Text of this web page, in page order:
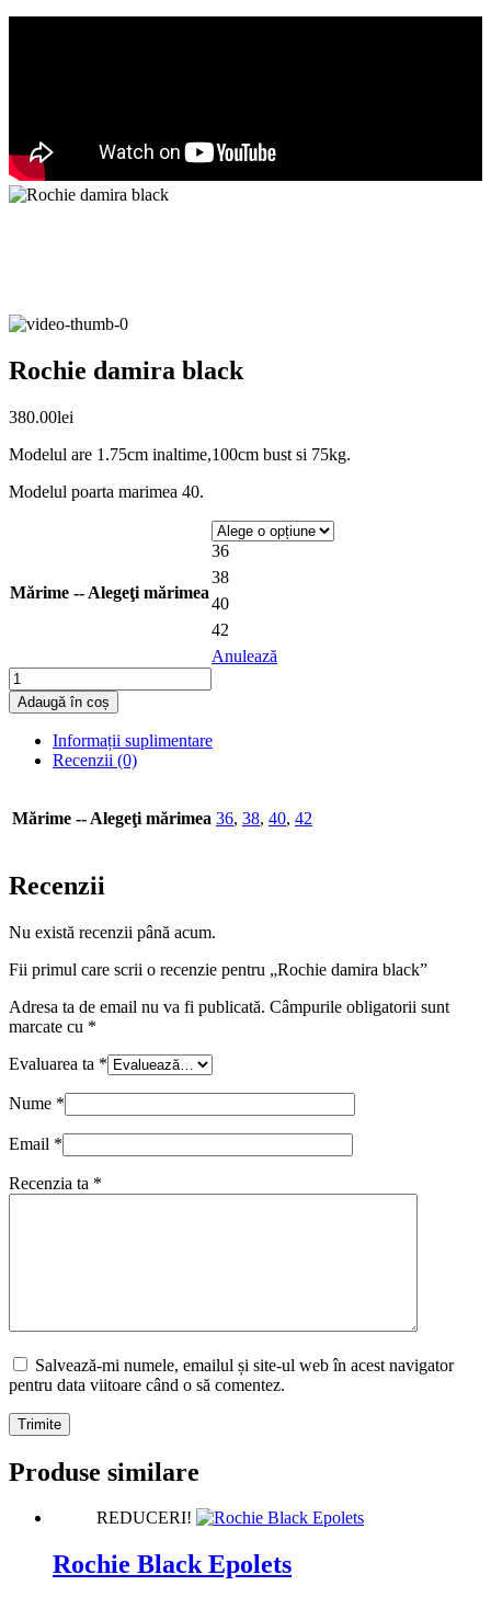
Rochie damira black
380.00lei
Modelul are 1.75cm inaltime,100cm bust si 75kg.
Modelul poarta marimea 40.
Mărime -- Alegeţi mărimea
36
38
40
42
Anulează
Cantitate
Rochie
damira
black
Adaugă în coș
Informații suplimentare
Recenzii (0)
Mărime -- Alegeţi mărimea 36, 38, 40, 42
Recenzii
Nu există recenzii până acum.
Fii primul care scrii o recenzie pentru „Rochie damira black”
Adresa ta de email nu va fi publicată. Câmpurile obligatorii sunt
marcate cu *
Evaluarea ta *
Nume *
Email *
Recenzia ta *
Salvează-mi numele, emailul și site-ul web în acest navigator
pentru data viitoare când o să comentez.
Trimite
Produse similare
REDUCERI!
Rochie Black Epolets